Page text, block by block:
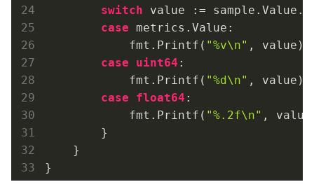
switch value := sample.Value.(
case metrics.Value:
            fmt.Printf(
"%v\n" , value)
case
uint64 :
            fmt.Printf(
"%d\n" , value)
case
float64 :
            fmt.Printf(
"%.2f\n" ,
        }
    }